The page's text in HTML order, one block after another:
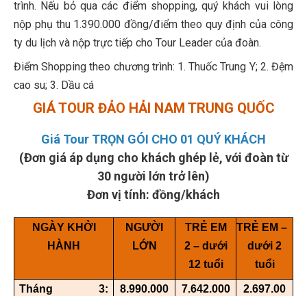
trình. Nếu bỏ qua các điểm shopping, quý khách vui lòng
nộp phụ thu 1.390.000 đồng/điểm theo quy định của công
ty du lịch và nộp trực tiếp cho Tour Leader của đoàn.
Điểm Shopping theo chương trình: 1. Thuốc Trung Y; 2. Đệm
cao su; 3. Dầu cá
GIÁ TOUR ĐẢO HẢI NAM TRUNG QUỐC
Giá Tour TRỌN GÓI CHO 01 QUÝ KHÁCH
(Đơn giá áp dụng cho khách ghép lẻ, với đoàn từ
30 người lớn trở lên)
Đơn vị tính: đồng/khách
NGÀY KHỞI
HÀNH
NGƯỜI
LỚN
TRẺ EM
2 – dưới
12 tuổi
TRẺ EM –
dưới 2
tuổi
Tháng 3:
8.990.000 7.642.000
2.697.00